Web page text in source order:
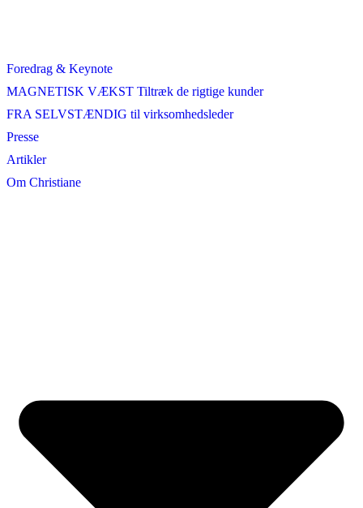
Foredrag & Keynote
MAGNETISK VÆKST Tiltræk de rigtige kunder
FRA SELVSTÆNDIG til virksomhedsleder
Presse
Artikler
Om Christiane